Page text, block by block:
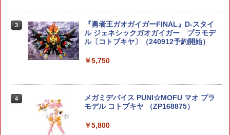
3
『勇者王ガオガイガーFINAL』D-スタイ
ル ジェネシックガオガイガー プラモデ
ル〔コトブキヤ〕（240912予約開始）
￥5,750
4
メガミデバイス PUNI☆MOFU マオ プラ
モデル コトブキヤ （ZP168875）
￥5,800